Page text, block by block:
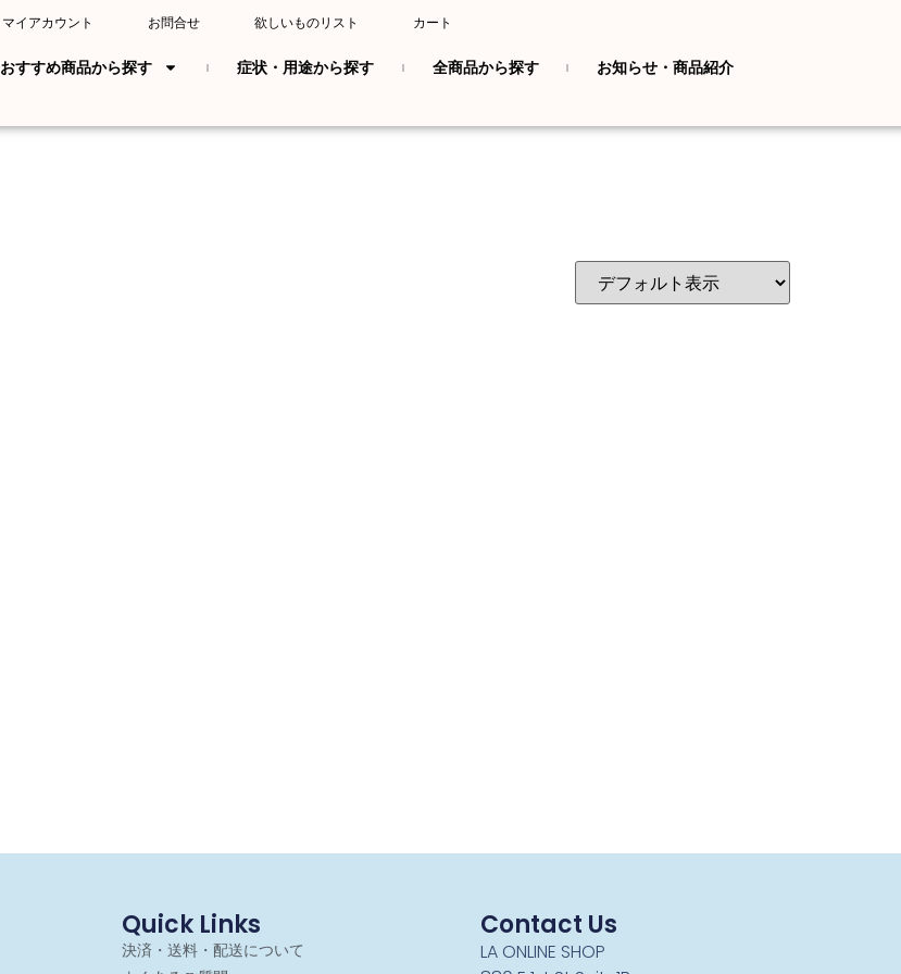
マイアカウント お問合せ 欲しいものリスト カート
おすすめ商品から探す 症状・用途から探す 全商品から探す お知らせ・商品紹介
Quick Links
決済・送料・配送について
Contact Us
LA ONLINE SHOP